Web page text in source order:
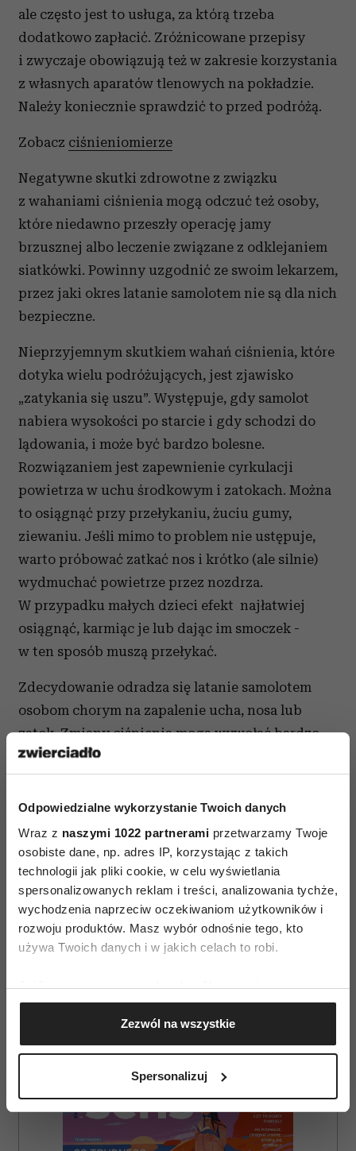
Odpowiedzialne wykorzystanie Twoich danych
Wraz z naszymi 1022 partnerami przetwarzamy Twoje
osobiste dane, np. adres IP, korzystając z takich
technologii jak pliki cookie, w celu wyświetlania
spersonalizowanych reklam i treści, analizowania tychże,
wychodzenia naprzeciw oczekiwaniom użytkowników i
rozwoju produktów. Masz wybór odnośnie tego, kto
używa Twoich danych i w jakich celach to robi.
Jeśli wyrazisz na to zgodę, chcielibyśmy również:
Gromadzić dane dotyczące Twojej lokalizacji
geograficznej z dokładnością nawet do kilku metrów
Identyfikować Twoje urządzenie, aktywnie
(fingerprinting, czyli wirtualny odcisk palca)
dane są przetwarzane oraz ustaw własne preferencje w
sekcji szczegółów. W Deklaracji plików cookie możesz
Zezwól na wszystkie
Spersonalizuj
ale często jest to usługa, za którą trzeba
dodatkowo zapłacić. Zróżnicowane przepisy
i zwyczaje obowiązują też w zakresie korzystania
z własnych aparatów tlenowych na pokładzie.
Należy koniecznie sprawdzić to przed podróżą.
Zobacz ciśnieniomierze
Negatywne skutki zdrowotne z związku
z wahaniami ciśnienia mogą odczuć też osoby,
które niedawno przeszły operację jamy
brzusznej albo leczenie związane z odklejaniem
siatkówki. Powinny uzgodnić ze swoim lekarzem,
przez jaki okres latanie samolotem nie są dla nich
bezpieczne.
Nieprzyjemnym skutkiem wahań ciśnienia, które
dotyka wielu podróżujących, jest zjawisko
„zatykania się uszu”. Występuje, gdy samolot
nabiera wysokości po starcie i gdy schodzi do
lądowania, i może być bardzo bolesne.
Rozwiązaniem jest zapewnienie cyrkulacji
powietrza w uchu środkowym i zatokach. Można
to osiągnąć przy przełykaniu, żuciu gumy,
ziewaniu. Jeśli mimo to problem nie ustępuje,
warto próbować zatkać nos i krótko (ale silnie)
wydmuchać powietrze przez nozdrza.
W przypadku małych dzieci efekt najłatwiej
osiągnąć, karmiąc je lub dając im smoczek -
w ten sposób muszą przełykać.
Zdecydowanie odradza się latanie samolotem
osobom chorym na zapalenie ucha, nosa lub
zatok. Zmiany ciśnienia mogą wywołać bardzo
duży ból. Pewną ulgę przynosi zazwyczaj zażycie
kropli bezpośrednio przed startem, a potem
przed podchodzeniem do lądowania.
Jak zminimalizować efekt zmiany strefy
czasowej? Czytaj artykuł„Podróż do innej
strefy czasowej".
oprac. wg poradnika dla podróżnych WHO
AUTOPROMOCJA